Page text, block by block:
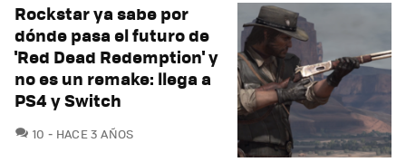
Rockstar ya sabe por
dónde pasa el futuro de
'Red Dead Redemption' y
no es un remake: llega a
PS4 y Switch
10 COMENTARIOS
HACE 3 AÑOS